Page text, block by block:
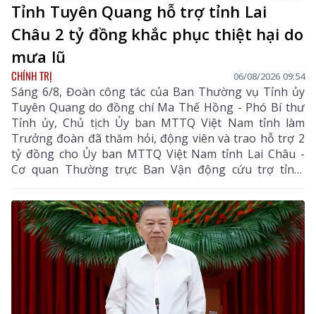
Tỉnh Tuyên Quang hỗ trợ tỉnh Lai
Châu 2 tỷ đồng khắc phục thiệt hại do
mưa lũ
CHÍNH TRỊ 06/08/2026 09:54
Sáng 6/8, Đoàn công tác của Ban Thường vụ Tỉnh ủy
Tuyên Quang do đồng chí Ma Thế Hồng - Phó Bí thư
Tỉnh ủy, Chủ tịch Ủy ban MTTQ Việt Nam tỉnh làm
Trưởng đoàn đã thăm hỏi, động viên và trao hỗ trợ 2
tỷ đồng cho Ủy ban MTTQ Việt Nam tỉnh Lai Châu -
Cơ quan Thường trực Ban Vận động cứu trợ tỉnh,
nhằm giúp nhân dân khắc phục hậu quả thiên tai, mưa
lũ, sạt lở đất, sớm ổn định cuộc sống.